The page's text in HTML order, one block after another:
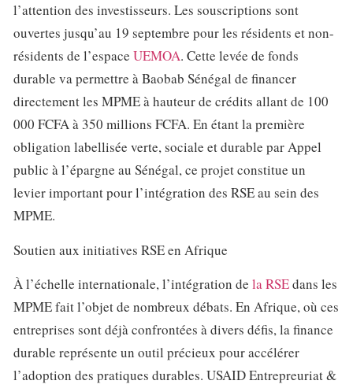
l’attention des investisseurs. Les souscriptions sont
ouvertes jusqu’au 19 septembre pour les résidents et non-
résidents de l’espace UEMOA. Cette levée de fonds
durable va permettre à Baobab Sénégal de financer
directement les MPME à hauteur de crédits allant de 100
000 FCFA à 350 millions FCFA. En étant la première
obligation labellisée verte, sociale et durable par Appel
public à l’épargne au Sénégal, ce projet constitue un
levier important pour l’intégration des RSE au sein des
MPME.
Soutien aux initiatives RSE en Afrique
À l’échelle internationale, l’intégration de la RSEdans les
MPME fait l’objet de nombreux débats. En Afrique, où ces
entreprises sont déjà confrontées à divers défis, la finance
durable représente un outil précieux pour accélérer
l’adoption des pratiques durables. USAID Entrepreuriat &